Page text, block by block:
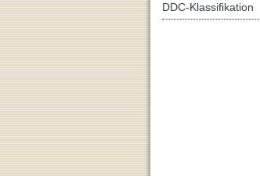
DDC-Klassifikation